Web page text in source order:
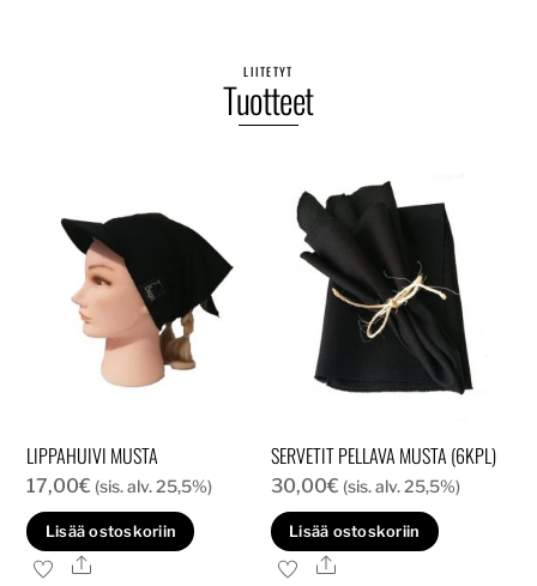
LIITETYT
Tuotteet
LIPPAHUIVI MUSTA
17,00€ (sis. alv. 25,5%)
Lisää ostoskoriin
Ale
SERVETIT PELLAVA MUSTA (6KPL)
30,00€ (sis. alv. 25,5%)
Lisää ostoskoriin
Ale